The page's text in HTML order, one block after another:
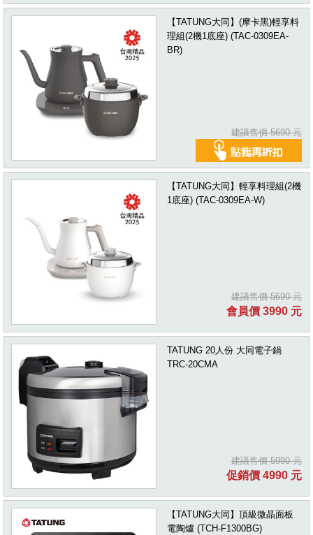
【TATUNG大同】(摩卡黑)輕享料
理組(2機1底座) (TAC-0309EA-
BR)
建議售價 5690 元
【TATUNG大同】輕享料理組(2機
1底座) (TAC-0309EA-W)
建議售價 5690 元
會員價 3990 元
TATUNG 20人份 大同電子鍋
TRC-20CMA
建議售價 5990 元
促銷價 4990 元
【TATUNG大同】頂級微晶面板
電陶爐 (TCH-F1300BG)